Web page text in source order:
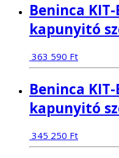
Beninca
kapunyitó
363 590 Ft
Beninca
kapunyitó
345 250 Ft